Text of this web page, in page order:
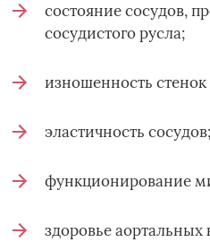
состояние сосудов,
сосудистого русла;
изношенность стенок
эластичность сосудов;
функционирование
здоровье аортальных